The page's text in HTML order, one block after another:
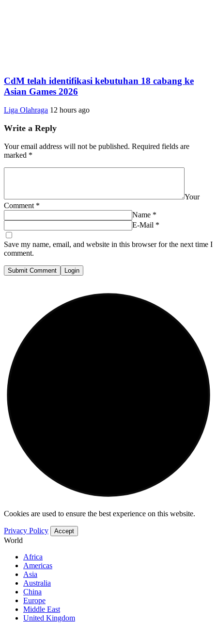
CdM telah identifikasi kebutuhan 18 cabang ke
Asian Games 2026
Liga Olahraga 12 hours ago
Write a Reply
Your email address will not be published. Required fields are
marked *
Your
Comment*
Name *
E-Mail *
Save my name, email, and website in this browser for the next time I
comment.
Submit Comment Login
Cookies are used to ensure the best experience on this website.
Privacy Policy Accept
World
Africa
Americas
Asia
Australia
China
Europe
Middle East
United Kingdom